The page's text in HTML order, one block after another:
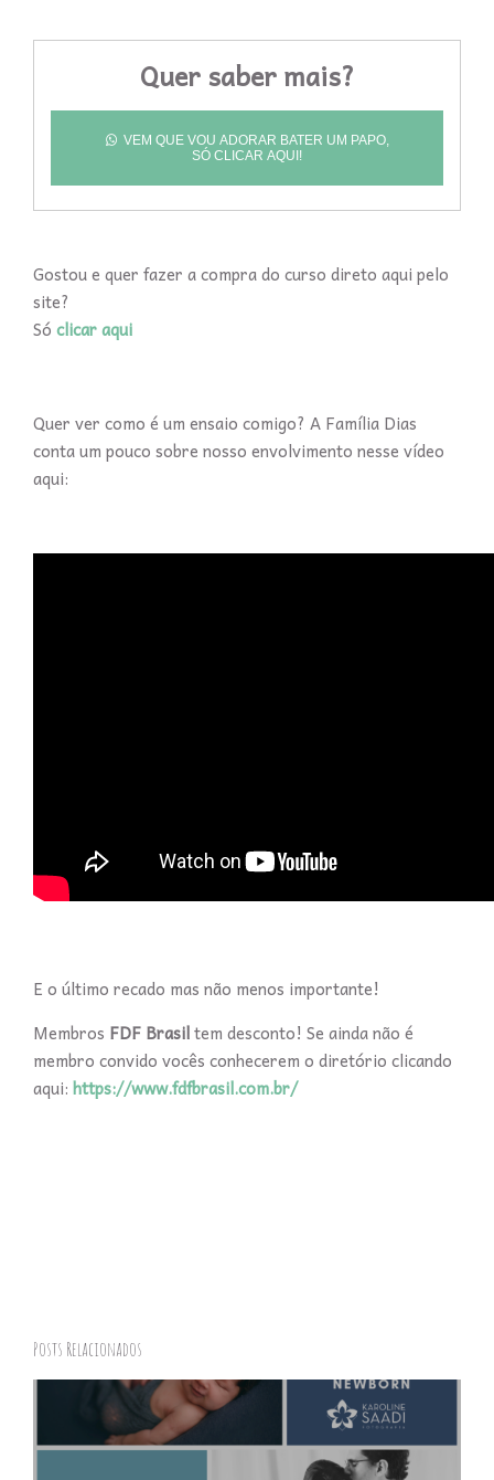
Quer saber mais?
VEM QUE VOU ADORAR BATER UM PAPO,
SÓ CLICAR AQUI!
Gostou e quer fazer a compra do curso direto aqui pelo
site?
Só clicar aqui
Quer ver como é um ensaio comigo? A Família Dias
conta um pouco sobre nosso envolvimento nesse vídeo
aqui:
E o último recado mas não menos importante!
Membros FDF Brasiltem desconto! Se ainda não é
membro convido vocês conhecerem o diretório clicando
aqui: https://www.fdfbrasil.com.br/
Posts Relacionados